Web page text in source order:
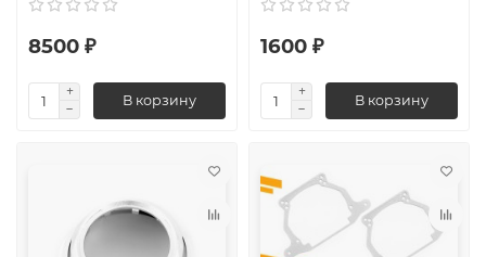
8500 ₽
В корзину
1600 ₽
В корзину